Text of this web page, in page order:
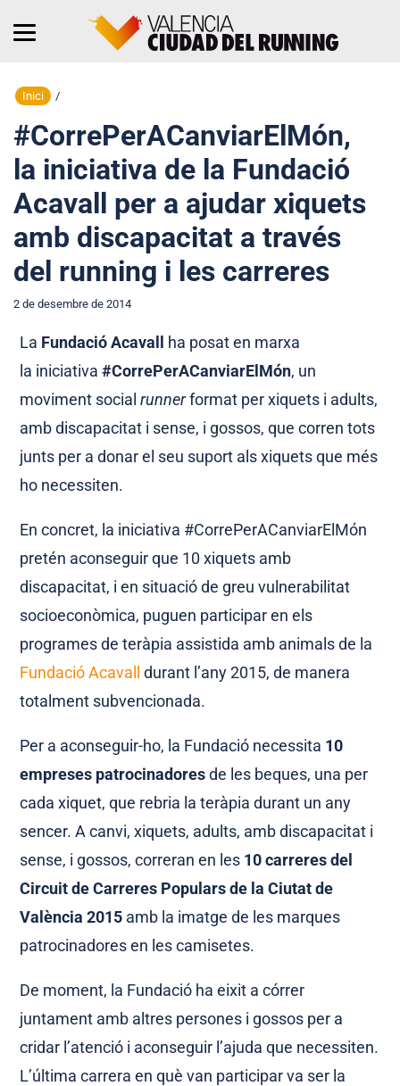
Inici /
#CorrePerACanviarElMón,
la iniciativa de la Fundació
Acavall per a ajudar xiquets
amb discapacitat a través
del running i les carreres
2 de desembre de 2014
La Fundació Acavall
ha posat en marxa
la iniciativa#CorrePerACanviarElMón, un
moviment socialrunnerformat per xiquets i adults,
amb discapacitat i sense, i gossos, que corren tots
junts per a donar el seu suport als xiquets que més
ho necessiten.
En concret, la iniciativa #CorrePerACanviarElMón
pretén aconseguir que 10 xiquets amb
discapacitat, i en situació de greu vulnerabilitat
socioeconòmica, puguen participar en els
programes de teràpia assistida amb animals de la
Fundació Acavall
durant l’any 2015, de manera
totalment subvencionada.
Per a aconseguir-ho, la Fundació necessita 10
empreses patrocinadoresde les beques, una per
cada xiquet, que rebria la teràpia durant un any
sencer. A canvi, xiquets, adults, amb discapacitat i
sense, i gossos, correran en les 10 carreres del
Circuit de Carreres Populars de la Ciutat de
València 2015 amb la imatge de les marques
patrocinadores en les camisetes.
De moment, la Fundació ha eixit a córrer
juntament amb altres persones i gossos per a
cridar l’atenció i aconseguir l’ajuda que necessiten.
L’última carrera en què van participar va ser la